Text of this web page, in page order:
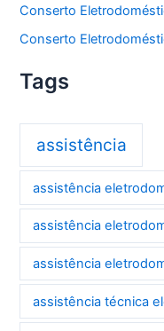
Conserto
Conserto
Tags
assistência
assistência
assistência
assistência
assistência técnica